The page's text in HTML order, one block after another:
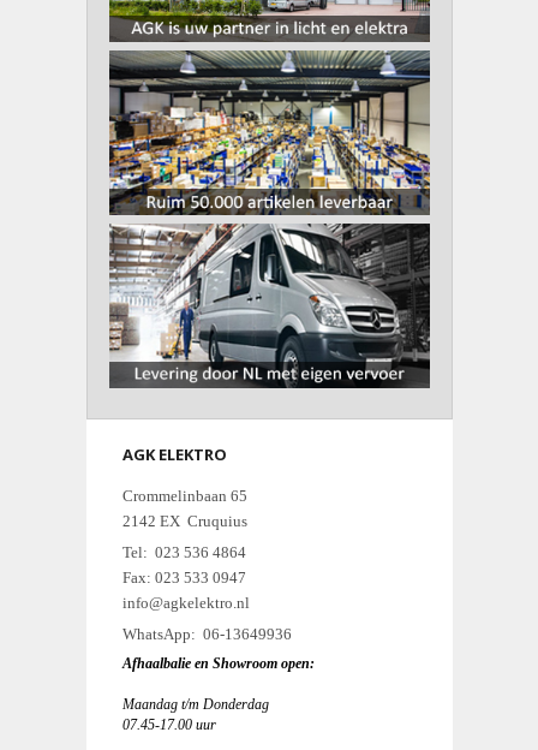
AGK ELEKTRO
Crommelinbaan 65
2142 EX Cruquius
Tel: 023 536 4864
Fax: 023 533 0947
info@agkelektro.nl
WhatsApp: 06-13649936
Afhaalbalie en Showroom open:
Maandag t/m Donderdag
07.45-17.00 uur